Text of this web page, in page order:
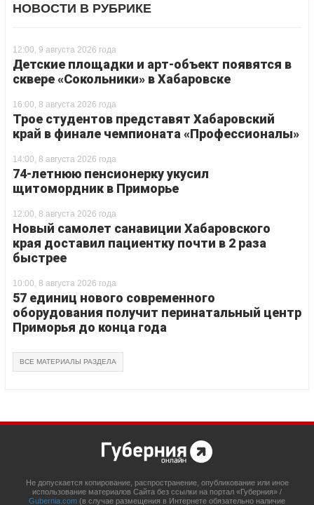
НОВОСТИ В РУБРИКЕ
12:00, 9 августа 2026 года
Детские площадки и арт-объект появятся в
сквере «Сокольники» в Хабаровске
16:00, 8 августа 2026 года
Трое студентов представят Хабаровский
край в финале чемпионата «Профессионалы»
14:00, 8 августа 2026 года
74-летнюю пенсионерку укусил
щитомордник в Приморье
12:00, 8 августа 2026 года
Новый самолет санавиции Хабаровского
края доставил пациентку почти в 2 раза
быстрее
10:00, 8 августа 2026 года
57 единиц нового современного
оборудования получит перинатальный центр
Приморья до конца года
ВСЕ МАТЕРИАЛЫ РАЗДЕЛА
Не допускается копирование, распространение, опубликование или иное
использование материалов Сайта без ссылки на портал «Губерния» /
Gubernia.com (в случае размещения в Интернете обязательно наличие